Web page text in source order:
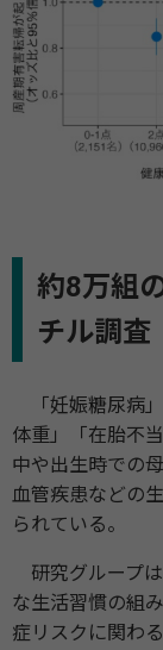
約8万組
チル調査
「妊娠糖尿病
体重」「在胎不
中や出生時での
血管疾患などの
られている。
研究グループ
な生活習慣の組
症リスクに関わ